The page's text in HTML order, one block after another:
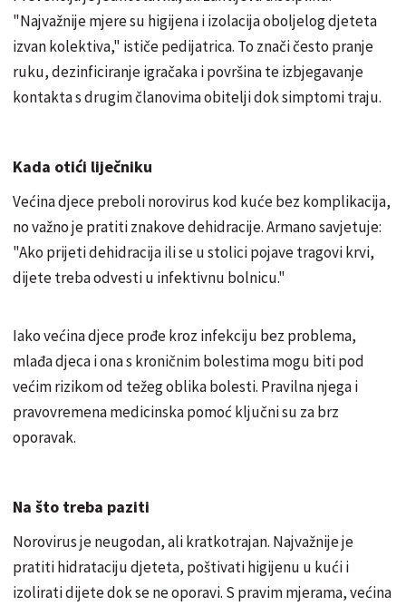
"Najvažnije mjere su higijena i izolacija oboljelog djeteta
izvan kolektiva," ističe pedijatrica. To znači često pranje
ruku, dezinficiranje igračaka i površina te izbjegavanje
kontakta s drugim članovima obitelji dok simptomi traju.
Kada otići liječniku
Većina djece preboli norovirus kod kuće bez komplikacija,
no važno je pratiti znakove dehidracije. Armano savjetuje:
"Ako prijeti dehidracija ili se u stolici pojave tragovi krvi,
dijete treba odvesti u infektivnu bolnicu."
Iako većina djece prođe kroz infekciju bez problema,
mlađa djeca i ona s kroničnim bolestima mogu biti pod
većim rizikom od težeg oblika bolesti. Pravilna njega i
pravovremena medicinska pomoć ključni su za brz
oporavak.
Na što treba paziti
Norovirus je neugodan, ali kratkotrajan. Najvažnije je
pratiti hidrataciju djeteta, poštivati higijenu u kući i
izolirati dijete dok se ne oporavi. S pravim mjerama, većina